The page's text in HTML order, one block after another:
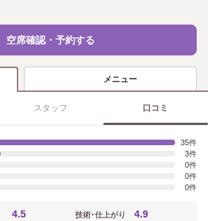
空席確認・予約する
メニュー
スタッフ 口コミ
35
3
0
0
0
4.5 技術･仕上がり 4.9